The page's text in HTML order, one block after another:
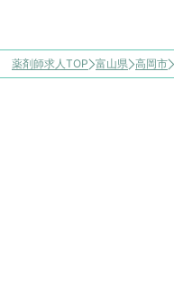
薬剤師求人TOP 富山県 高岡市